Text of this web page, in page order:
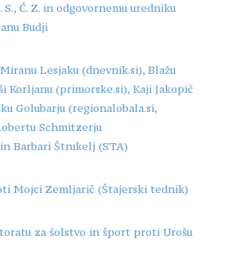
Č. Z. in odgovornemu uredniku
Budji
Lesjaku (dnevnik.si), Blažu
Korljanu (primorske.si), Kaji Jakopič
Golubarju (regionalobala.si,
Schmitzerju
Barbari Štrukelj (STA)
Mojci Zemljarič (Štajerski tednik)
za šolstvo in šport proti Urošu